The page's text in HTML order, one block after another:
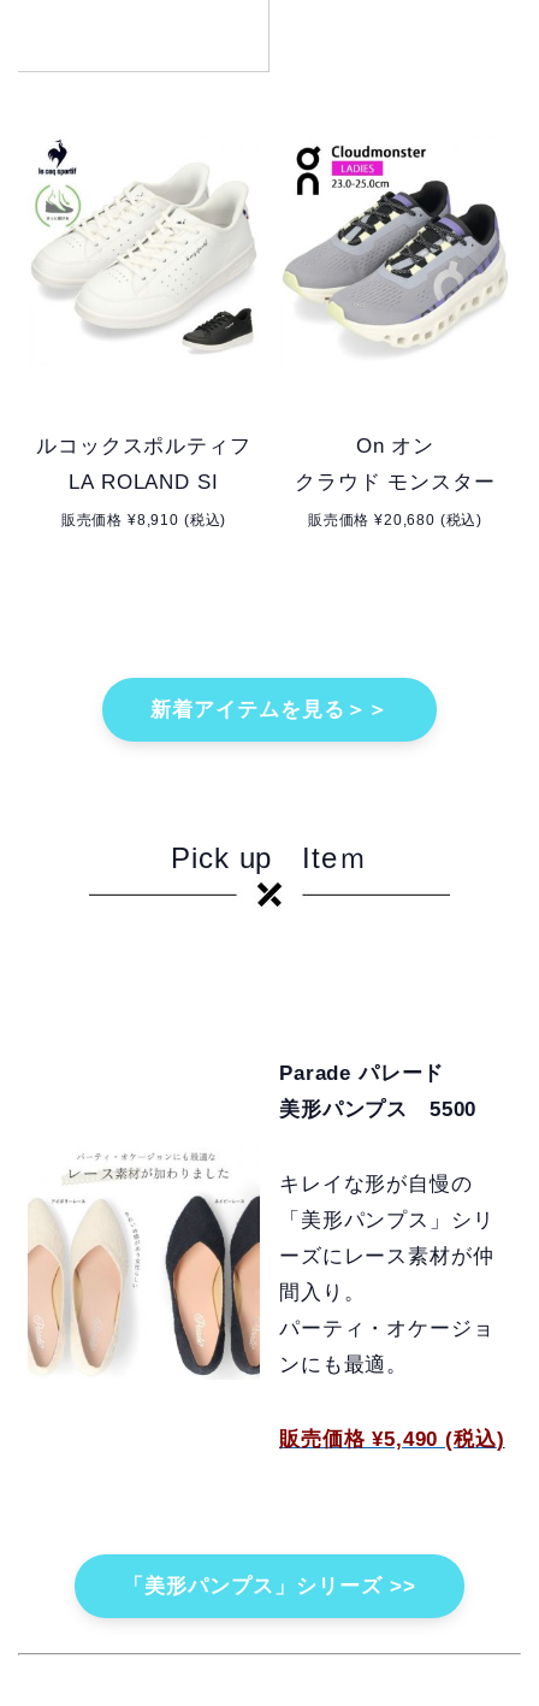
ルコックスポルティフ
LA ROLAND SI
販売価格 ¥8,910 (税込)
On オン
クラウド モンスター
販売価格 ¥20,680 (税込)
新着アイテムを見る＞＞
Pick up Iteｍ
Parade パレード
美形パンプス 5500
キレイな形が自慢の
「美形パンプス」シリ
ーズにレース素材が仲
間入り。
パーティ・オケージョ
ンにも最適。
販売価格 ¥5,490 (税込)
「美形パンプス」シリーズ >>